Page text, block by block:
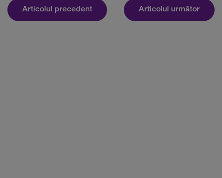
Articolul precedent Articolul următor